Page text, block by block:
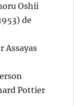
Oshii
de
Assayas
Pottier